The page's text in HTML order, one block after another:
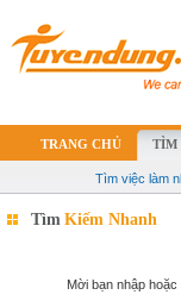
TRANG CHỦ TÌM
Tìm việc làm
Tìm Kiếm Nhanh
Mời bạn nhập